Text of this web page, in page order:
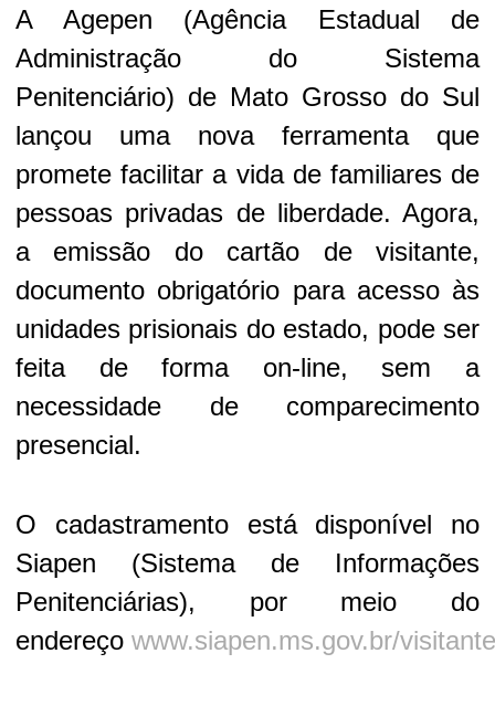
A Agepen (Agência Estadual de
Administração do Sistema
Penitenciário) de Mato Grosso do Sul
lançou uma nova ferramenta que
promete facilitar a vida de familiares de
pessoas privadas de liberdade. Agora,
a emissão do cartão de visitante,
documento obrigatório para acesso às
unidades prisionais do estado, pode ser
feita de forma on-line, sem a
necessidade de comparecimento
presencial.
O cadastramento está disponível no
Siapen (Sistema de Informações
Penitenciárias), por meio do
endereço www.siapen.ms.gov.br/visitante